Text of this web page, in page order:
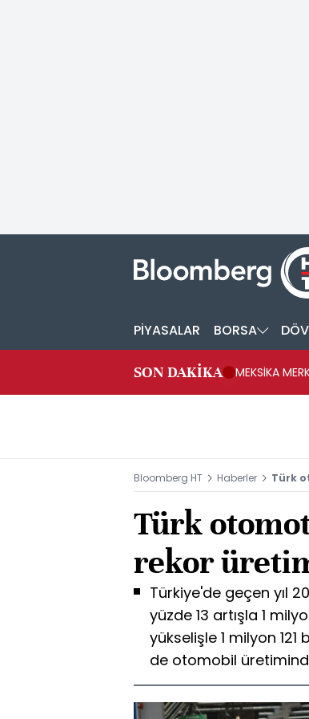
PİYASALAR BORSA
SON DAKİKA MEKSİKA
Bloomberg HT Haberler Türk
Türk
rekor
Türkiye'de geçen yıl
yüzde 13 artışla 1
yükselişle 1 milyon
de otomobil